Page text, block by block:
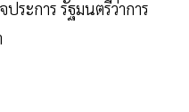
ระการ รัฐมนตรีว่าการ